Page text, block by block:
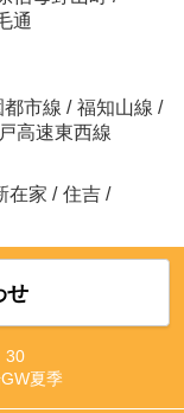
通
市線 / 福知山線 /
高速東西線
在家 / 住吉 /
せ
30
夏季